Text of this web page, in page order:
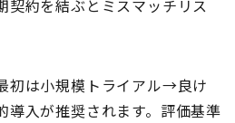
契約を結ぶとミスマッチリス
初は小規模トライアル→良け
導入が推奨されます。評価基準